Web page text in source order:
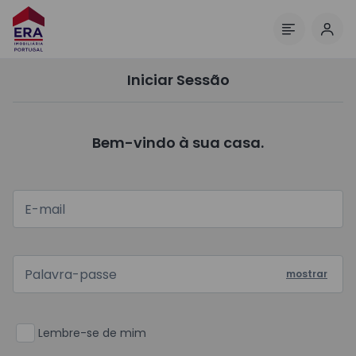
Iniciar Sessão
Bem-vindo à sua casa.
mostrar
Lembre-se de mim